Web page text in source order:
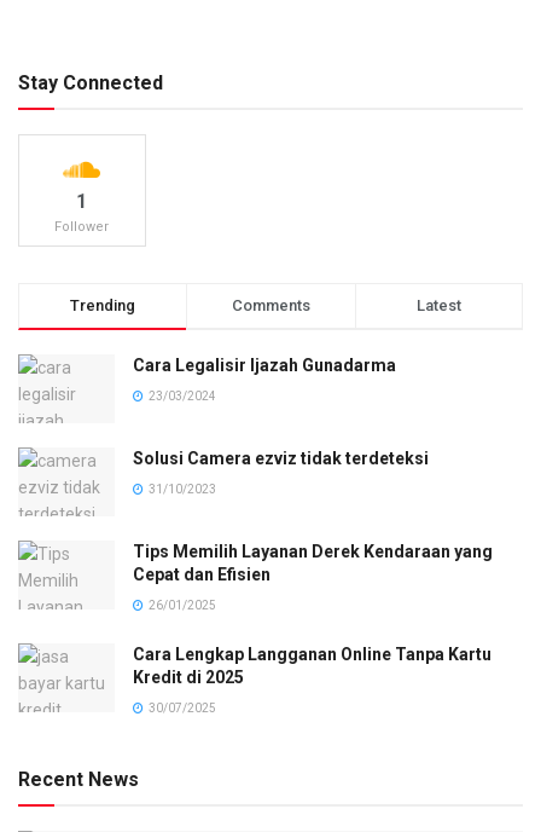
Stay Connected
1
Follower
Trending Comments Latest
Cara Legalisir Ijazah Gunadarma
23/03/2024
Solusi Camera ezviz tidak terdeteksi
31/10/2023
Tips Memilih Layanan Derek Kendaraan yang
Cepat dan Efisien
26/01/2025
Cara Lengkap Langganan Online Tanpa Kartu
Kredit di 2025
30/07/2025
Recent News